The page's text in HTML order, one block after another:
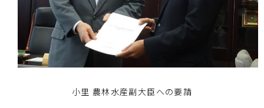
小里 農林水産副大臣への要請